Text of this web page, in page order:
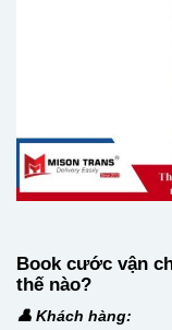
Book cước vận
thế nào?
👤 Khách hàng: